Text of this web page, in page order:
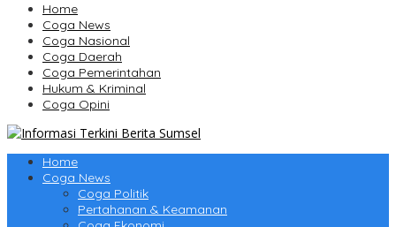
Home
Coga News
Coga Nasional
Coga Daerah
Coga Pemerintahan
Hukum & Kriminal
Coga Opini
Home
Coga News
Coga Politik
Pertahanan & Keamanan